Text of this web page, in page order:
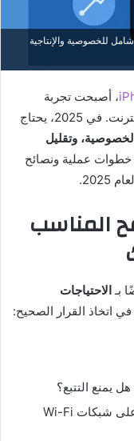
متصفحات الآيفون في 2025 دليل شامل للخصوصية والإنتاجية
، أصبحت تجربة
التصفح تعتمد على أكثر من مجرد سرعة الإنترنت. في 2025، يحتاج
الخصوصية، وتقليل
عملية ونصائح
المناسب
بـ الاحتياجات
اتخاذ القرار الصحيح:
يمنع التتبع؟
: هل يحمّل الصفحات بسرعة على شبكات Wi-Fi